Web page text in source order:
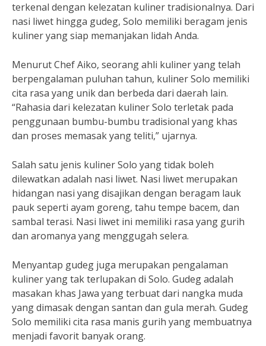
terkenal dengan kelezatan kuliner tradisionalnya. Dari
nasi liwet hingga gudeg, Solo memiliki beragam jenis
kuliner yang siap memanjakan lidah Anda.
Menurut Chef Aiko, seorang ahli kuliner yang telah
berpengalaman puluhan tahun, kuliner Solo memiliki
cita rasa yang unik dan berbeda dari daerah lain.
“Rahasia dari kelezatan kuliner Solo terletak pada
penggunaan bumbu-bumbu tradisional yang khas
dan proses memasak yang teliti,” ujarnya.
Salah satu jenis kuliner Solo yang tidak boleh
dilewatkan adalah nasi liwet. Nasi liwet merupakan
hidangan nasi yang disajikan dengan beragam lauk
pauk seperti ayam goreng, tahu tempe bacem, dan
sambal terasi. Nasi liwet ini memiliki rasa yang gurih
dan aromanya yang menggugah selera.
Menyantap gudeg juga merupakan pengalaman
kuliner yang tak terlupakan di Solo. Gudeg adalah
masakan khas Jawa yang terbuat dari nangka muda
yang dimasak dengan santan dan gula merah. Gudeg
Solo memiliki cita rasa manis gurih yang membuatnya
menjadi favorit banyak orang.